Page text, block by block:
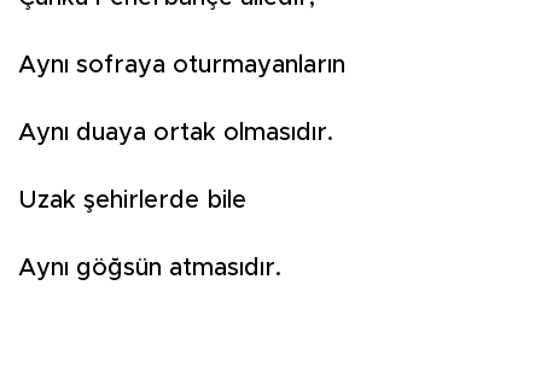
Aynı sofraya oturmayanların
Aynı duaya ortak olmasıdır.
Uzak şehirlerde bile
Aynı göğsün atmasıdır.